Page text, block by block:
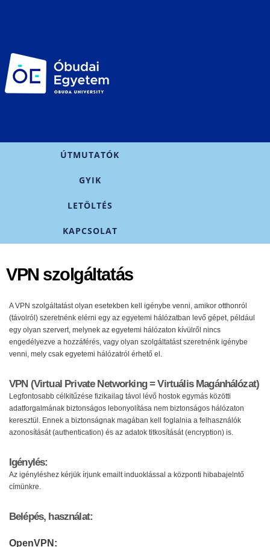
ÚTMUTATÓK
GYIK
LETÖLTÉS
KAPCSOLAT
VPN szolgáltatás
A VPN szolgáltatást olyan esetekben kell igénybe venni, amikor otthonról
(távolról) szeretnénk elérni egy az egyetemi hálózatban levő gépet, például
egy olyan szervert, melynek az egyetemi hálózaton kívülről nincs
engedélyezve a hozzáférés, vagy olyan szolgáltatást szeretnénk igénybe
venni, mely csak egyetemi hálózatról érhető el.
VPN (Virtual Private Networking = Virtuális Magánhálózat)
Legfontosabb célkitűzése fizikailag távol lévő hostok egymás közötti
adatforgalmának biztonságos lebonyolítása nem biztonságos hálózaton
keresztül. Ennek a biztonságnak magában kell foglalnia a felhasználók
azonosítását (authentication) és az adatok titkosítását (encryption) is.
Igénylés:
Az igényléshez kérjük írjunk emailt induoklással a központi hibabajelntő
címünkre.
Belépés, használat:
OpenVPN: